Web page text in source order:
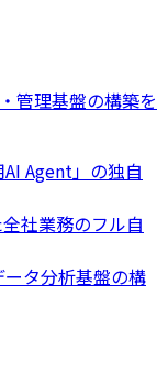
管理基盤の構築を
Agent」の独自
社業務のフル自
タ分析基盤の構